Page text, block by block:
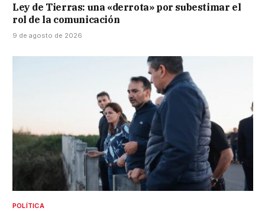
Ley de Tierras: una «derrota» por subestimar el
rol de la comunicación
9 de agosto de 2026
POLÍTICA